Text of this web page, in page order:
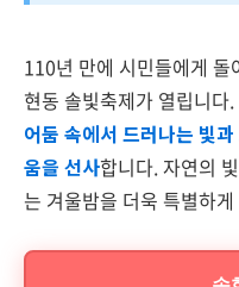
110년 만에 시민들에게
현동 솔빛축제가 열립니다
어둠 속에서 드러나는 빛
움을 선사합니다. 자연의
는 겨울밤을 더욱 특별하